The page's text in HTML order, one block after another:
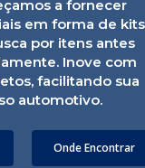
a fornecer
em forma de
por itens antes
Inove com
facilitando sua
automotivo.
Onde Encontrar